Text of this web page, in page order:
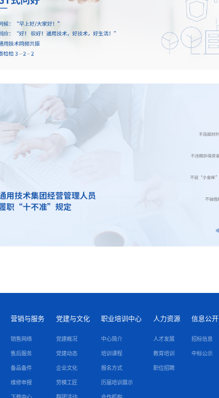
营销与服务
销售网络
售后服务
备品备件
维修申报
党建与文化
党建概况
党建动态
企业文化
劳模工匠
职业培训中心
中心简介
培训课程
报名方式
历届培训展示
人力资源
人才发展
教育培训
职位招聘
信息公开
招标信息
中标公示